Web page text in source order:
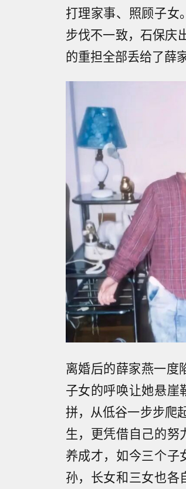
打理家事、照顾子女
步伐不一致，石保庆
的重担全部丢给了薛
离婚后的薛家燕一度
子女的呼唤让她悬崖
拼，从低谷一步步爬
生，更凭借自己的努
养成才，如今三个子
孙，长女和三女也各